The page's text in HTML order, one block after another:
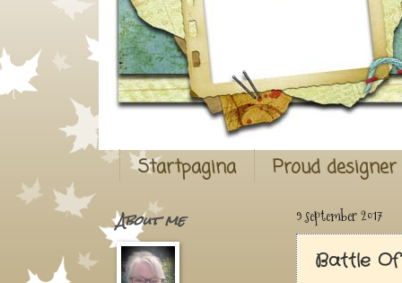
Startpagina Proud
9 september 2017
Battle Of
About me